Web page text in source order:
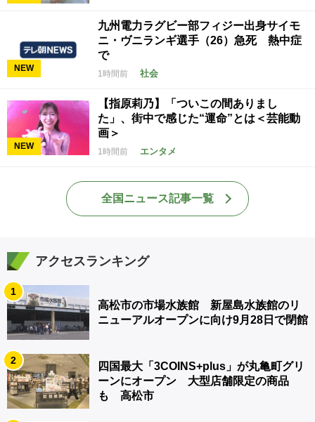
NEW
九州電力ラグビー部フィジー出身サイモ
ニ・ヴニランギ選手（26）急死 熱中症
で
1時間前 社会
NEW
【指原莉乃】「ついこの間ありまし
た」、街中で感じた“運命”とは＜芸能動
画＞
1時間前 エンタメ
全国ニュース記事一覧
アクセスランキング
1
高松市の市場水族館 新屋島水族館のリ
ニューアルオープンに向け9月28日で閉館
2
四国最大「3COINS+plus」が丸亀町グリ
ーンにオープン 大型店舗限定の商品
も 高松市